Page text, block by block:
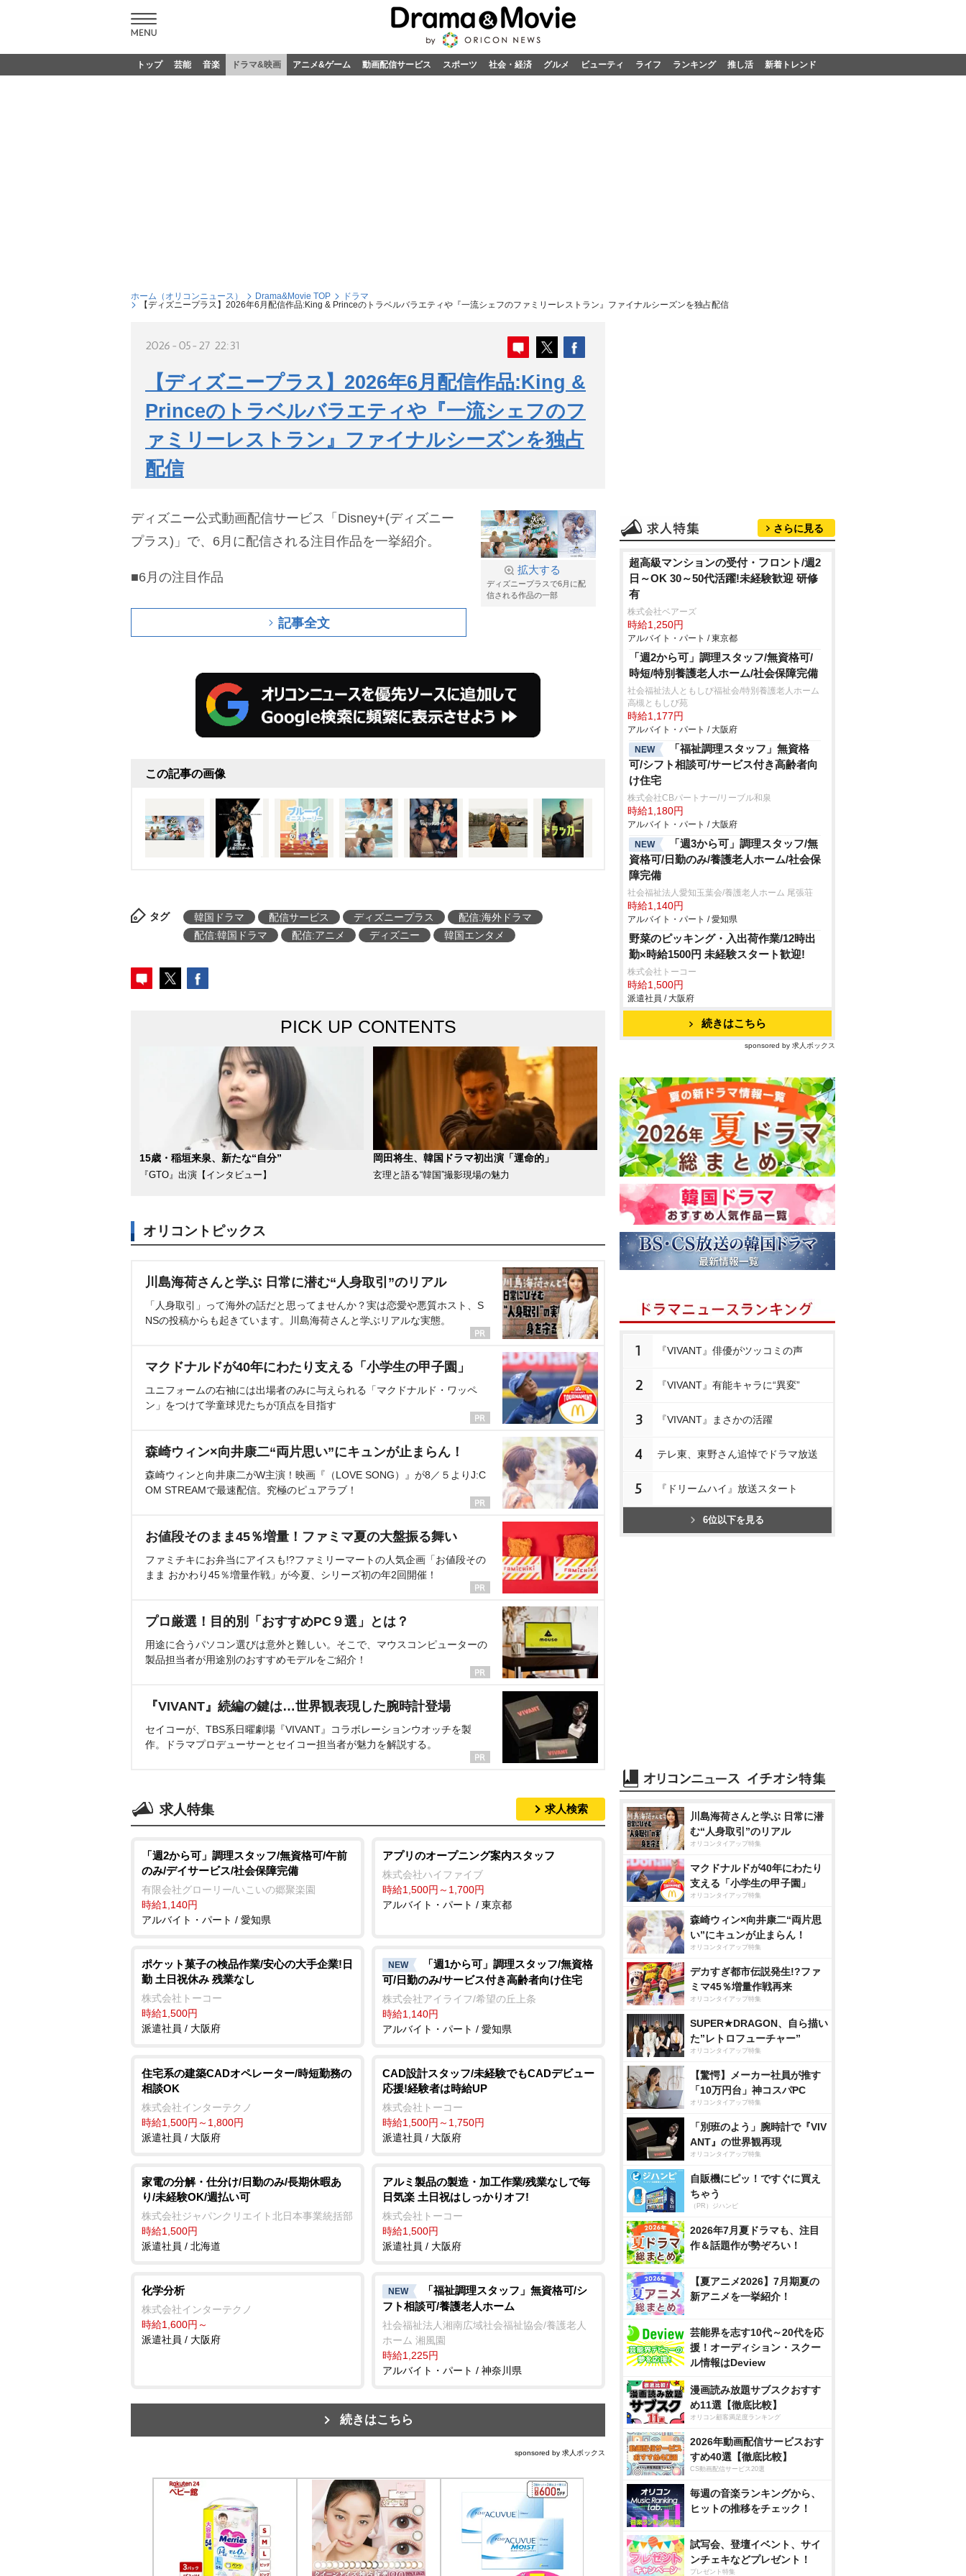
トップ 芸能 音楽 ドラマ&映画 アニメ&ゲーム 動画配信サービス スポーツ 社会・経済 グルメ ビューティ ライフ ランキング 推し活 新着トレンド
ホーム（オリコンニュース） Drama&Movie TOP
ドラマ
【ディズニープラス】2026年6月配信作品:King & Princeのトラベルバラエティや『一流シェフのファミリーレストラン』ファイナルシーズンを独占配信
2026-05-27 22:31
【ディズニープラス】2026年6月配信作品:King &
Princeのトラベルバラエティや『一流シェフのフ
ァミリーレストラン』ファイナルシーズンを独占
配信
拡大する
ディズニープラスで6月に配
信される作品の一部
ディズニー公式動画配信サービス「Disney+(ディズニー
プラス)」で、6月に配信される注目作品を一挙紹介。
■6月の注目作品
記事全文
この記事の画像
タグ 韓国ドラマ 配信サービス ディズニープラス
配信:海外ドラマ
配信:韓国ドラマ
配信:アニメ ディズニー 韓国エンタメ
PICK UP CONTENTS
15歳・稲垣来泉、新たな“自分”
『GTO』出演【インタビュー】
岡田将生、韓国ドラマ初出演「運命的」
玄理と語る“韓国”撮影現場の魅力
オリコントピックス
川島海荷さんと学ぶ 日常に潜む“人身取引”のリアル
「人身取引」って海外の話だと思ってませんか？実は恋愛や悪質ホスト、S
NSの投稿からも起きています。川島海荷さんと学ぶリアルな実態。
マクドナルドが40年にわたり支える「小学生の甲子園」
ユニフォームの右袖には出場者のみに与えられる「マクドナルド・ワッペ
ン」をつけて学童球児たちが頂点を目指す
森崎ウィン×向井康二“両片思い”にキュンが止まらん！
森崎ウィンと向井康二がW主演！映画『（LOVE SONG）』が8／５よりJ:C
OM STREAMで最速配信。究極のピュアラブ！
お値段そのまま45％増量！ファミマ夏の大盤振る舞い
ファミチキにお弁当にアイスも!?ファミリーマートの人気企画「お値段その
まま おかわり45％増量作戦」が今夏、シリーズ初の年2回開催！
プロ厳選！目的別「おすすめPC９選」とは？
用途に合うパソコン選びは意外と難しい。そこで、マウスコンピューターの
製品担当者が用途別のおすすめモデルをご紹介！
『VIVANT』続編の鍵は…世界観表現した腕時計登場
セイコーが、TBS系日曜劇場『VIVANT』コラボレーションウオッチを製
作。ドラマプロデューサーとセイコー担当者が魅力を解説する。
求人特集 求人検索
「週2から可」調理スタッフ/無資格可/午前
のみ/デイサービス/社会保障完備
有限会社グローリー/いこいの郷聚楽園
時給1,140円
アルバイト・パート / 愛知県
アプリのオープニング案内スタッフ
株式会社ハイファイブ
時給1,500円～1,700円
アルバイト・パート / 東京都
ポケット菓子の検品作業/安心の大手企業!日
勤 土日祝休み 残業なし
株式会社トーコー
時給1,500円
派遣社員 / 大阪府
NEW
「週1から可」調理スタッフ/無資格
可/日勤のみ/サービス付き高齢者向け住宅
株式会社アイライフ/希望の丘上条
時給1,140円
アルバイト・パート / 愛知県
住宅系の建築CADオペレーター/時短勤務の
相談OK
株式会社インターテクノ
時給1,500円～1,800円
派遣社員 / 大阪府
CAD設計スタッフ/未経験でもCADデビュー
応援!経験者は時給UP
株式会社トーコー
時給1,500円～1,750円
派遣社員 / 大阪府
家電の分解・仕分け/日勤のみ/長期休暇あ
り/未経験OK/週払い可
株式会社ジャパンクリエイト北日本事業統括部
時給1,500円
派遣社員 / 北海道
アルミ製品の製造・加工作業/残業なしで毎
日気楽 土日祝はしっかりオフ!
株式会社トーコー
時給1,500円
派遣社員 / 大阪府
化学分析
株式会社インターテクノ
時給1,600円～
派遣社員 / 大阪府
NEW
「福祉調理スタッフ」無資格可/シ
フト相談可/養護老人ホーム
社会福祉法人湘南広域社会福祉協会/養護老人
ホーム 湘風園
時給1,225円
アルバイト・パート / 神奈川県
続きはこちら
sponsored by 求人ボックス
さらに見る
超高級マンションの受付・フロント/週2
日～OK 30～50代活躍!未経験歓迎 研修
有
株式会社ベアーズ
時給1,250円
アルバイト・パート / 東京都
「週2から可」調理スタッフ/無資格可/
時短/特別養護老人ホーム/社会保障完備
社会福祉法人ともしび福祉会/特別養護老人ホーム
高槻ともしび苑
時給1,177円
アルバイト・パート / 大阪府
NEW
「福祉調理スタッフ」無資格
可/シフト相談可/サービス付き高齢者向
け住宅
株式会社CBパートナー/リーブル和泉
時給1,180円
アルバイト・パート / 大阪府
NEW
「週3から可」調理スタッフ/無
資格可/日勤のみ/養護老人ホーム/社会保
障完備
社会福祉法人愛知玉葉会/養護老人ホーム 尾張荘
時給1,140円
アルバイト・パート / 愛知県
野菜のピッキング・入出荷作業/12時出
勤×時給1500円 未経験スタート歓迎!
株式会社トーコー
時給1,500円
派遣社員 / 大阪府
続きはこちら
sponsored by 求人ボックス
1 『VIVANT』俳優がツッコミの声
2 『VIVANT』有能キャラに“異変”
3 『VIVANT』まさかの活躍
4 テレ東、東野さん追悼でドラマ放送
5 『ドリームハイ』放送スタート
6位以下を見る
川島海荷さんと学ぶ 日常に潜
む“人身取引”のリアル
オリコンタイアップ特集
マクドナルドが40年にわたり
支える「小学生の甲子園」
オリコンタイアップ特集
森崎ウィン×向井康二“両片思
い”にキュンが止まらん！
オリコンタイアップ特集
デカすぎ都市伝説発生!?ファ
ミマ45％増量作戦再来
オリコンタイアップ特集
SUPER★DRAGON、自ら描い
た”レトロフューチャー”
オリコンタイアップ特集
【驚愕】メーカー社員が推す
「10万円台」神コスパPC
オリコンタイアップ特集
「別班のよう」腕時計で『VIV
ANT』の世界観再現
オリコンタイアップ特集
自販機にピッ！ですぐに買え
ちゃう
（PR）ジハンピ
2026年7月夏ドラマも、注目
作＆話題作が勢ぞろい！
【夏アニメ2026】7月期夏の
新アニメを一挙紹介！
芸能界を志す10代～20代を応
援！オーディション・スクー
ル情報はDeview
漫画読み放題サブスクおすす
め11選【徹底比較】
オリコン顧客満足度ランキング
2026年動画配信サービスおす
すめ40選【徹底比較】
CS動画配信サービス20選
毎週の音楽ランキングから、
ヒットの推移をチェック！
試写会、登壇イベント、サイ
ンチェキなどプレゼント！
プレゼント特集